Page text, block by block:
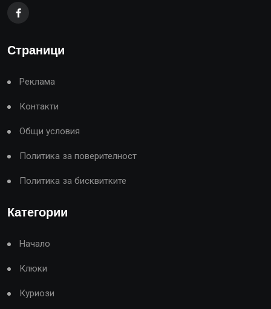
Страници
Реклама
Контакти
Общи условия
Политика за поверителност
Политика за бисквитките
Категории
Начало
Клюки
Куриози